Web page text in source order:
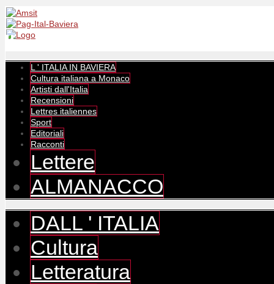
L ' ITALIA IN BAVIERA
Cultura italiana a Monaco
Artisti dall'Italia
Recensioni
Lettres italiennes
Sport
Editoriali
Racconti
Lettere
ALMANACCO
DALL ' ITALIA
Cultura
Letteratura